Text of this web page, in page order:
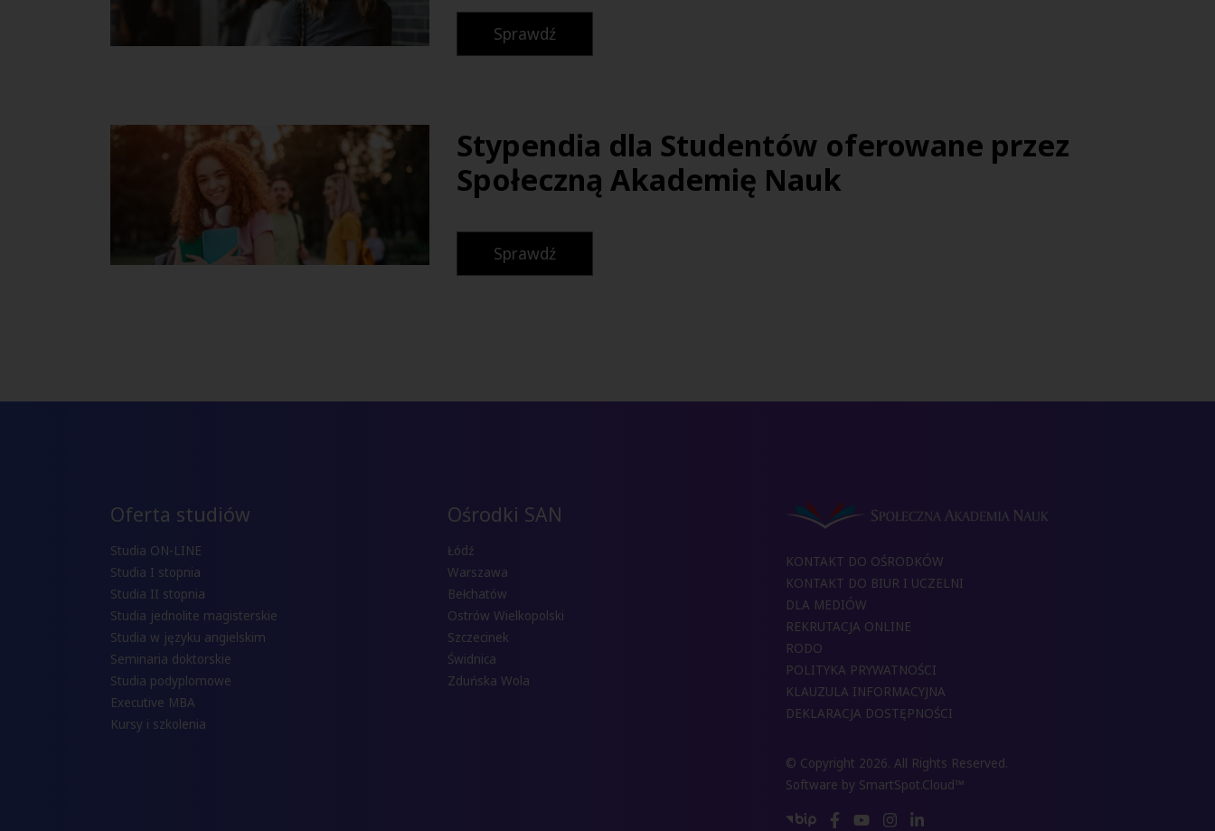
Sprawdź
Stypendia dla Studentów oferowane przez
Społeczną Akademię Nauk
Sprawdź
Oferta studiów
Studia ON-LINE
Studia I stopnia
Studia II stopnia
Studia jednolite magisterskie
Studia w języku angielskim
Seminaria doktorskie
Studia podyplomowe
Executive MBA
Kursy i szkolenia
Ośrodki SAN
Łódź
Warszawa
Bełchatów
Ostrów Wielkopolski
Szczecinek
Świdnica
Zduńska Wola
KONTAKT DO OŚRODKÓW
KONTAKT DO BIUR I UCZELNI
DLA MEDIÓW
REKRUTACJA ONLINE
RODO
POLITYKA PRYWATNOŚCI
KLAUZULA INFORMACYJNA
DEKLARACJA DOSTĘPNOŚCI
© Copyright 2026. All Rights Reserved.
Software by SmartSpot.Cloud™